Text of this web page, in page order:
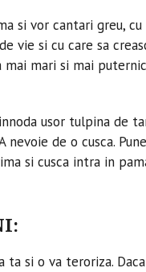
si vor cantari greu,
vie si cu care sa
mari si mai
usor tulpina de
nevoie de o cusca.
si cusca intra in
ta si o va teroriza.